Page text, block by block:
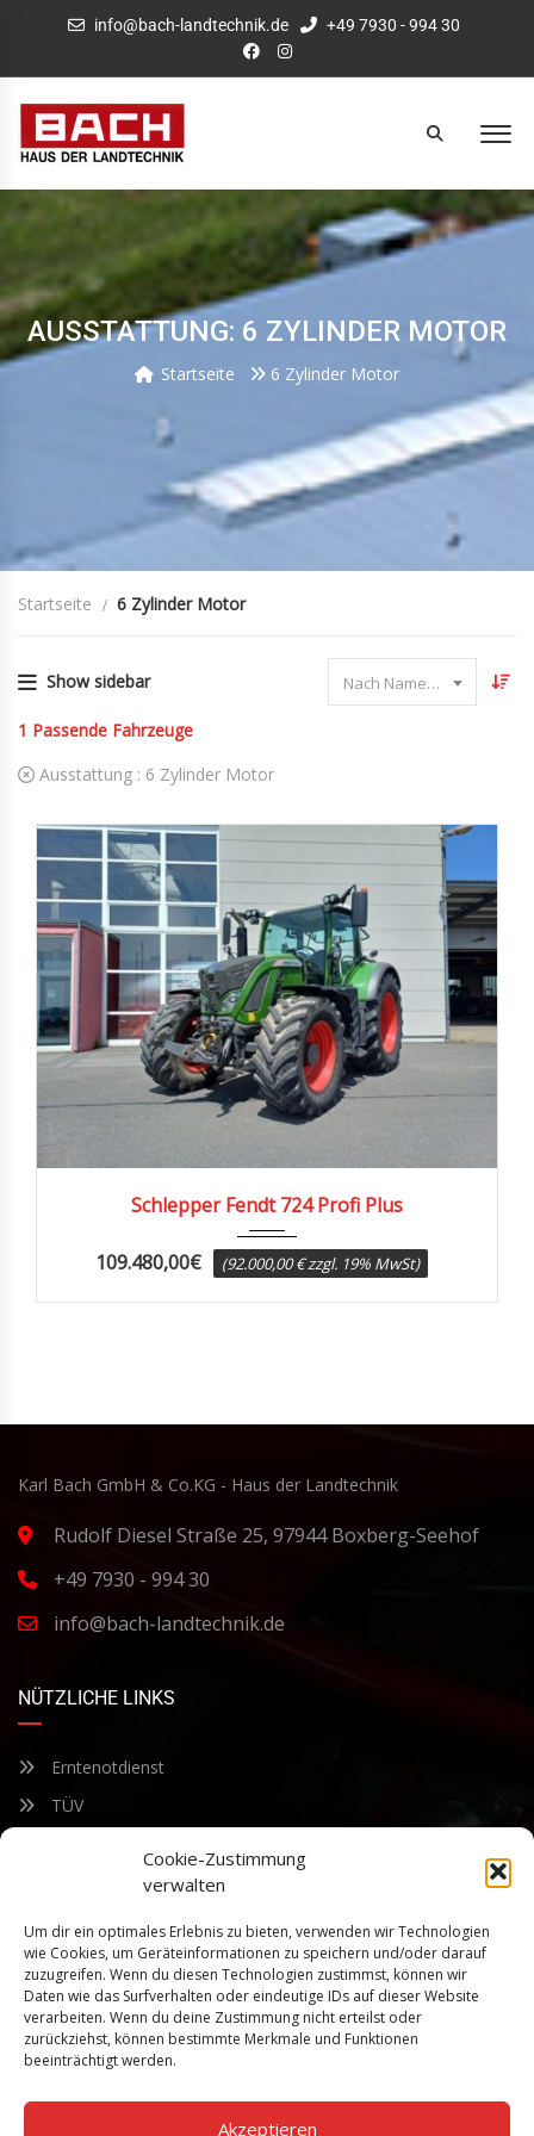
Cookie-Zustimmung
verwalten
Um dir ein optimales Erlebnis zu bieten, verwenden wir Technologien
wie Cookies, um Geräteinformationen zu speichern und/oder darauf
zuzugreifen. Wenn du diesen Technologien zustimmst, können wir
Daten wie das Surfverhalten oder eindeutige IDs auf dieser Website
verarbeiten. Wenn du deine Zustimmung nicht erteilst oder
zurückziehst, können bestimmte Merkmale und Funktionen
beeinträchtigt werden.
Akzeptieren
info@bach-landtechnik.de +49 7930 - 994 30
AUSSTATTUNG: 6 ZYLINDER MOTOR
Startseite 6 Zylinder Motor
Startseite 6 Zylinder Motor
Show sidebar Nach Name sortieren
1 Passende Fahrzeuge
Ausstattung : 6 Zylinder Motor
Schlepper Fendt 724 Profi Plus
109.480,00€ (92.000,00 € zzgl. 19% MwSt)
Karl Bach GmbH & Co.KG - Haus der Landtechnik
Rudolf Diesel Straße 25, 97944 Boxberg-Seehof
+49 7930 - 994 30
info@bach-landtechnik.de
NÜTZLICHE LINKS
Erntenotdienst
TÜV
Bleiben Sie auf dem Laufenden über unsere sich ständig
weiterentwickelnden Produkteigenschaften und Technologien.
Geben Sie Ihre E-Mail-Adresse ein und abonnieren Sie unseren
Newsletter.